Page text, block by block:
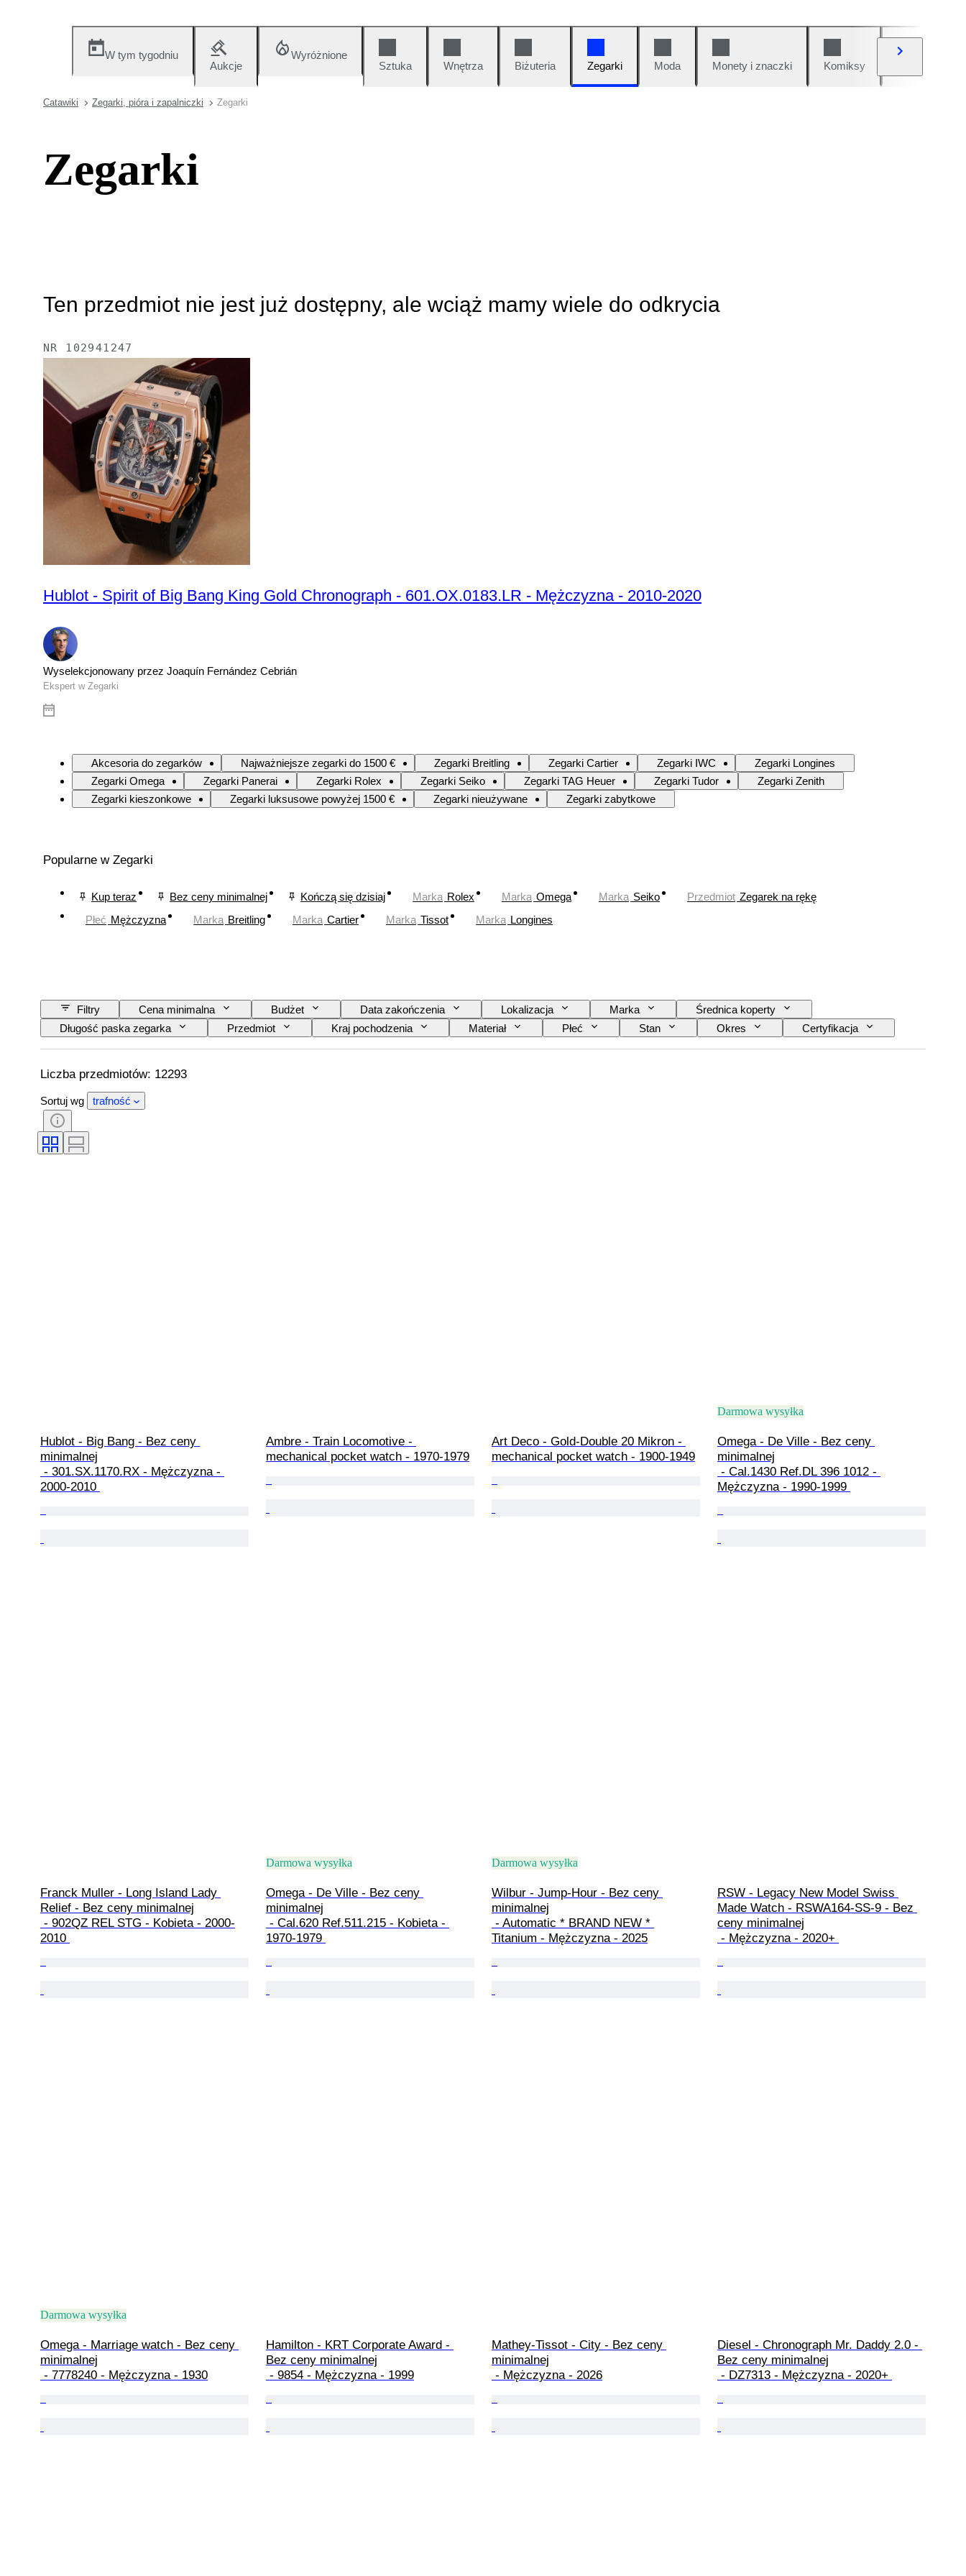
W tym tygodniu
Aukcje
Wyróżnione
Sztuka
Wnętrza Biżuteria Zegarki Moda Monety i znaczki Komiksy
Catawiki Zegarki, pióra i zapalniczki Zegarki
Zegarki
Ten przedmiot nie jest już dostępny, ale wciąż mamy wiele do odkrycia
NR 102941247
Hublot - Spirit of Big Bang King Gold Chronograph - 601.OX.0183.LR - Mężczyzna - 2010-2020
Wyselekcjonowany przez Joaquín Fernández Cebrián
Ekspert w Zegarki
Akcesoria do zegarków Najważniejsze zegarki do 1500 € Zegarki Breitling Zegarki Cartier Zegarki IWC
Zegarki Longines
Zegarki Omega
Zegarki Panerai Zegarki Rolex Zegarki Seiko Zegarki TAG Heuer Zegarki Tudor
Zegarki Zenith
Zegarki kieszonkowe
Zegarki luksusowe powyżej 1500 € Zegarki nieużywane Zegarki zabytkowe
Popularne w Zegarki
Kup teraz Bez ceny minimalnej Kończą się dzisiaj Marka Rolex Marka Omega Marka Seiko Przedmiot Zegarek na rękę
Płeć Mężczyzna Marka Breitling Marka Cartier Marka Tissot Marka Longines
Filtry Cena minimalna Budżet Data zakończenia Lokalizacja Marka
Średnica koperty
Długość paska zegarka
Przedmiot Kraj pochodzenia Materiał Płeć Stan Okres
Certyfikacja
Tematyka
Wydanie Język Kolor Mechanizm zegarka Materiał paska do zegarka
Era
Liczba przedmiotów: 12293
Sortuj wg trafność
Hublot - Big Bang - Bez ceny
minimalnej
2000-2010
Ambre - Train Locomotive -
mechanical pocket watch - 1970-1979
Art Deco - Gold-Double 20 Mikron -
mechanical pocket watch - 1900-1949
Darmowa wysyłka
Omega - De Ville - Bez ceny
minimalnej
Mężczyzna - 1990-1999
Franck Muller - Long Island Lady
Relief - Bez ceny minimalnej
2010
Darmowa wysyłka
Omega - De Ville - Bez ceny
minimalnej
1970-1979
Darmowa wysyłka
Wilbur - Jump-Hour - Bez ceny
minimalnej
Titanium - Mężczyzna - 2025
RSW - Legacy New Model Swiss
Made Watch - RSWA164-SS-9 - Bez
ceny minimalnej
- Mężczyzna - 2020+
Darmowa wysyłka
Omega - Marriage watch - Bez ceny
minimalnej
- 7778240 - Mężczyzna - 1930
Hamilton - KRT Corporate Award -
Bez ceny minimalnej
- 9854 - Mężczyzna - 1999
Mathey-Tissot - City - Bez ceny
minimalnej
- Mężczyzna - 2026
Diesel - Chronograph Mr. Daddy 2.0 -
Bez ceny minimalnej
- DZ7313 - Mężczyzna - 2020+